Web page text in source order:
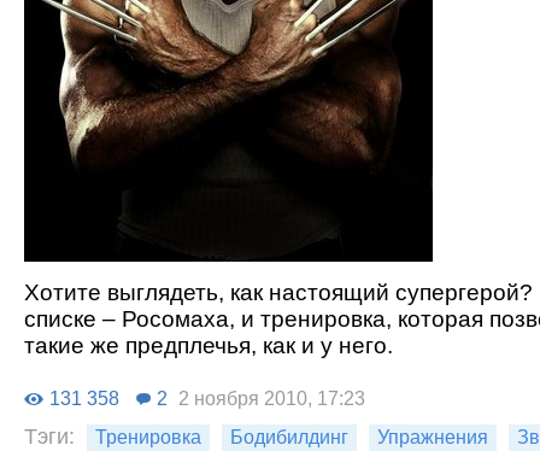
Хотите выглядеть, как настоящий
списке – Росомаха, и тренировка, которая
такие же предплечья, как и у него.
131 358 2 2 ноября 2010, 17:23
Тэги: Тренировка Бодибилдинг Упражнения